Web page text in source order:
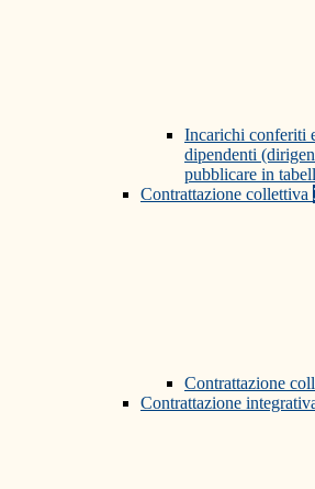
Incarichi conferiti
dipendenti
pubblicare in
Contrattazione collettiva
Contrattazione
Contrattazione